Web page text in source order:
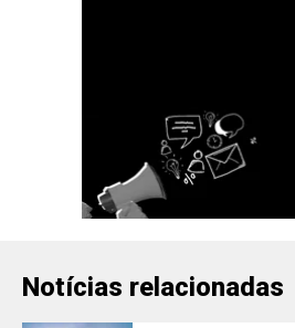
Notícias relacionadas